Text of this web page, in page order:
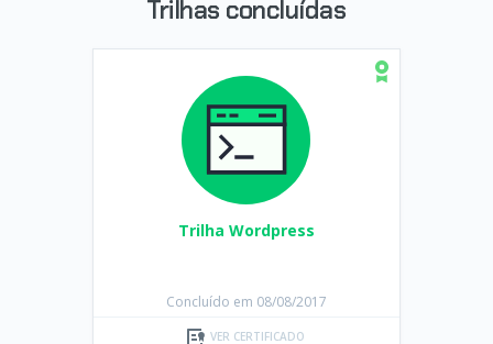
Trilhas concluídas
Trilha Wordpress
Concluído em 08/08/2017
VER CERTIFICADO